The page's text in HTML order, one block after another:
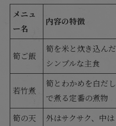
メニュ
ー名
内容の特徴
筍ご飯
筍を米と炊き込んだ
シンプルな主食
若竹煮
筍とわかめを白だし
で煮る定番の煮物
筍の天
外はサクサク、中は